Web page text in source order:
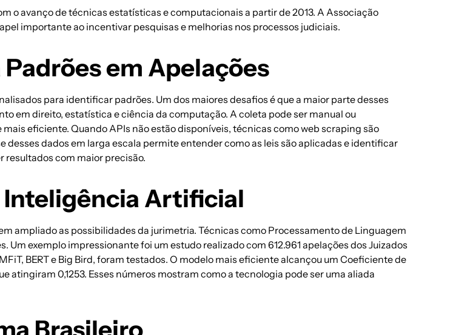
o avanço de técnicas estatísticas e computacionais a partir de 2013. A Associação
importante ao incentivar pesquisas e melhorias nos processos judiciais.
em Apelações
para identificar padrões. Um dos maiores desafios é que a maior parte desses
em direito, estatística e ciência da computação. A coleta pode ser manual ou
eficiente. Quando APIs não estão disponíveis, técnicas como web scraping são
dados em larga escala permite entender como as leis são aplicadas e identificar
com maior precisão.
Inteligência Artificial
ampliado as possibilidades da jurimetria. Técnicas como Processamento de Linguagem
exemplo impressionante foi um estudo realizado com 612.961 apelações dos Juizados
BERT e Big Bird, foram testados. O modelo mais eficiente alcançou um Coeficiente de
0,1253. Esses números mostram como a tecnologia pode ser uma aliada